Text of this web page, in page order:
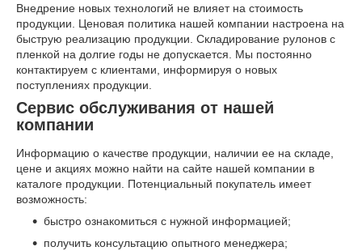
Внедрение новых технологий не влияет на стоимость
продукции. Ценовая политика нашей компании настроена на
быструю реализацию продукции. Складирование рулонов с
пленкой на долгие годы не допускается. Мы постоянно
контактируем с клиентами, информируя о новых
поступлениях продукции.
Сервис обслуживания от нашей
компании
Информацию о качестве продукции, наличии ее на складе,
цене и акциях можно найти на сайте нашей компании в
каталоге продукции. Потенциальный покупатель имеет
возможность:
быстро ознакомиться с нужной информацией;
получить консультацию опытного менеджера;